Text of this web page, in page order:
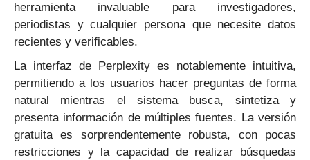
herramienta invaluable para investigadores,
periodistas y cualquier persona que necesite datos
recientes y verificables.
La interfaz de Perplexity es notablemente intuitiva,
permitiendo a los usuarios hacer preguntas de forma
natural mientras el sistema busca, sintetiza y
presenta información de múltiples fuentes. La versión
gratuita es sorprendentemente robusta, con pocas
restricciones y la capacidad de realizar búsquedas